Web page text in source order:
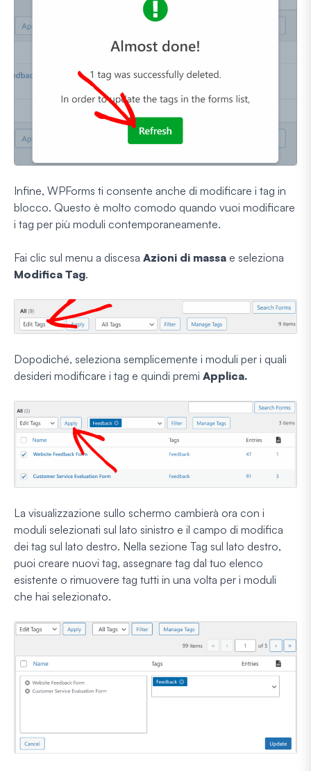
Infine, WPForms ti consente anche di modificare i tag in
blocco. Questo è molto comodo quando vuoi modificare
i tag per più moduli contemporaneamente.
Fai clic sul menu a discesa Azioni di massa e seleziona
Modifica Tag.
Dopodiché, seleziona semplicemente i moduli per i quali
desideri modificare i tag e quindi premi Applica.
La visualizzazione sullo schermo cambierà ora con i
moduli selezionati sul lato sinistro e il campo di modifica
dei tag sul lato destro. Nella sezione Tag sul lato destro,
puoi creare nuovi tag, assegnare tag dal tuo elenco
esistente o rimuovere tag tutti in una volta per i moduli
che hai selezionato.